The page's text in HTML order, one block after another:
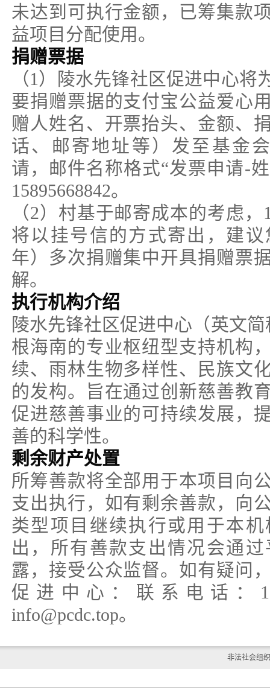
未达到可执行金额，已筹集款
益项目分配使用。
捐赠票据
（1）陵水先锋社区促进中心将
要捐赠票据的支付宝公益爱心
赠人姓名、开票抬头、金额、
话、邮寄地址等）发至基金会
请，邮件名称格式“发票申请-
15895668842。
（2）村基于邮寄成本的考虑
将以挂号信的方式寄出，建
年）多次捐赠集中开具捐赠票
解。
执行机构介绍
陵水先锋社区促进中心（英文
根海南的专业枢纽型支持机构
续、雨林生物多样性、民族文
的发构。旨在通过创新慈善教
促进慈善事业的可持续发展，
善的科学性。
剩余财产处置
所筹善款将全部用于本项目向
支出执行，如有剩余善款，向
类型项目继续执行或用于本
出，所有善款支出情况会通
露，接受公众监督。如有疑问
促进中心：联系电话：
info@pcdc.top。
非法社会组